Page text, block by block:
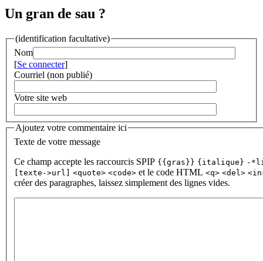
Un gran de sau ?
(identification facultative)
Nom
[Se connecter]
Courriel (non publié)
Votre site web
Ajoutez votre commentaire ici
Texte de votre message
Ce champ accepte les raccourcis SPIP {{gras}} {italique} -
[texte->url] <quote> <code> et le code HTML <q> <del>
créer des paragraphes, laissez simplement des lignes vides.